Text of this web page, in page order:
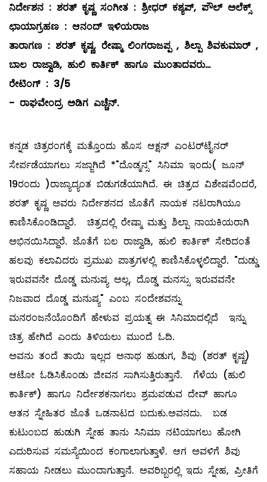
ನಿರ್ದೇಶನ : ಶರತ್ ಕೃಷ್ಣ ಸಂಗೀತ : ಶ್ರೀಧರ್ ಕಶ್ಯಪ್, ಪೌಲ್ ಅಲೆಕ್ಸ್
ಛಾಯಾಗ್ರಹಣ : ಆನಂದ್ ಇಳಿಯರಾಜ
ತಾರಾಗಣ : ಶರತ್ ಕೃಷ್ಣ, ರೇಷ್ಮಾ ಲಿಂಗರಾಜಪ್ಪ , ಶಿಲ್ಪಾ ಶಿವಕುಮಾರ್ ,
ಬಾಲ ರಾಜ್ವಾಡಿ, ಹುಲಿ ಕಾರ್ತಿಕ್ ಹಾಗೂ ಮುಂತಾದವರು…
ರೇಟಿಂಗ್ : 3/5
- ರಾಘವೇಂದ್ರ ಅಡಿಗ ಎಚ್ಚೆನ್.
ಕನ್ನಡ ಚಿತ್ರರಂಗಕ್ಕೆ ಮತ್ತೊಂದು ಹೊಸ ಆಕ್ಷನ್‌ ಎಂಟರ್‌ಟೈನರ್‌
ಸೇರ್ಪಡೆಯಾಗಲು ಸಜ್ಜಾಗಿದೆ *"ದೊಡ್ಮನ್ಸ" ಸಿನಿಮಾ ಇಂದು( ಜೂನ್
19ರಂದು )ರಾಜ್ಯಾದ್ಯಂತ ಬಿಡುಗಡೆಯಾಗಿದೆ. ಈ ಚಿತ್ರದ ವಿಶೇಷವೆಂದರೆ,
ಶರತ್‌ ಕೃಷ್ಣ ಅವರು ನಿರ್ದೇಶನದ ಜೊತೆಗೆ ನಾಯಕ ನಟರಾಗಿಯೂ
ಕಾಣಿಸಿಕೊಂಡಿದ್ದಾರೆ. ಚಿತ್ರದಲ್ಲಿ ರೇಷ್ಮಾ ಮತ್ತು ಶಿಲ್ಪಾ ನಾಯಕಿಯರಾಗಿ
ಅಭಿನಯಿಸಿದ್ದಾರೆ. ಜೊತೆಗೆ ಬಲ ರಾಜ್ವಾಡಿ, ಹುಲಿ ಕಾರ್ತಿಕ್ ಸೇರಿದಂತೆ
ಹಲವು ಕಲಾವಿದರು ಪ್ರಮುಖ ಪಾತ್ರಗಳಲ್ಲಿ ಕಾಣಿಸಿಕೊಳ್ಳಲಿದ್ದಾರೆ. "ದುಡ್ಡು
ಇರುವವನೇ ದೊಡ್ಡ ಮನುಷ್ಯ ಅಲ್ಲ, ದೊಡ್ಡ ಮನಸ್ಸು ಇರುವವನೇ
ನಿಜವಾದ ದೊಡ್ಡ ಮನುಷ್ಯ" ಎಂಬ ಸಂದೇಶವನ್ನು
ಮನರಂಜನೆಯೊಂದಿಗೆ ಹೇಳುವ ಪ್ರಯತ್ನ ಈ ಸಿನಿಮಾದಲ್ಲಿದೆ ಇನ್ನು
ಚಿತ್ರ ಹೇಗಿದೆ ಎಂದು ತಿಳಿಯಲು ಮುಂದೆ ಓದಿ.
ಅವನು ತಂದೆ ತಾಯಿ ಇಲ್ಲದ ಅನಾಥ ಹುಡುಗ, ಶಿವು (ಶರತ್ ಕೃಷ್ಣ)
ಆಟೋ ಓಡಿಸಿಕೊಂಡು ಜೀವನ ಸಾಗಿಸುತ್ತಿರುತ್ತಾನೆ. ಗೆಳೆಯ (ಹುಲಿ
ಕಾರ್ತಿಕ್) ಹಾಗೂ ನಿರ್ದೇಶಕನಾಗಲು ಶ್ರಮಪಡುವ ದೇವ್ ಹಾಗೂ
ಆತನ ಸ್ನೇಹಿತರ ಜೊತೆ ಒಡನಾಟದ ಬದುಕು.ಅವನದು. ಬಡ
ಕುಟುಂಬದ ಹುಡುಗಿ ಸ್ನೇಹ ತಾನು ಸಿನಿಮಾ ನಟಿಯಾಗಲು ಹೋಗಿ
ಎದುರಿಸುವ ಸಮಸ್ಯೆಯಿಂದ ಕಂಗಾಲಾಗುತ್ತಾಳೆ. ಆಗ ಅವಳಿಗೆ ಶಿವು
ಸಹಾಯ ನೀಡಲು ಮುಂದಾಗುತ್ತಾನೆ. ಅವರಿಬ್ಬರಲ್ಲಿ ಇದು ಸ್ನೇಹ, ಪ್ರೀತಿಗೆ